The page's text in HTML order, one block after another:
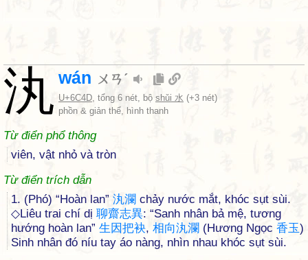
汍 wán ㄨㄢˊ
U+6C4D, tổng 6 nét, bộ shǔi 水 (+3 nét)
phồn & giản thể, hình thanh
Từ điển phổ thông
viên, vật nhỏ và tròn
Từ điển trích dẫn
1. (Phó) “Hoàn lan” 汍瀾 chảy nước mắt, khóc sụt sùi.
◇Liêu trai chí dị 聊齋志異: “Sanh nhân bả mệ, tương
hướng hoàn lan” 生 因把袂, 相向汍瀾 (Hương Ngọc 香玉)
Sinh nhân đó níu tay áo nàng, nhìn nhau khóc sụt sùi.